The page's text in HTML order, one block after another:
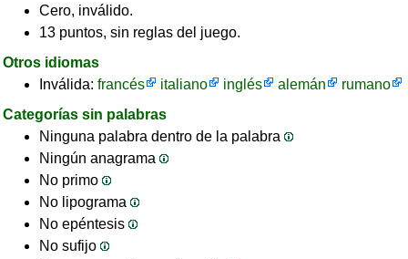
Cero, inválido.
13 puntos, sin reglas del juego.
Otros idiomas
Inválida: francés italiano inglés alemán
rumano
Categorías sin palabras
Ninguna palabra dentro de la palabra
Ningún anagrama
No primo
No lipograma
No epéntesis
No sufijo